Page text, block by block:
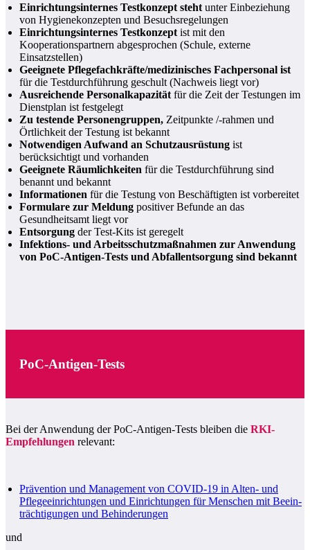
Einrichtungsinternes Testkonzept steht unter Einbeziehung
von Hygienekonzepten und Besuchsregelungen
Einrichtungsinternes Testkonzept ist mit den
Kooperationspartnern abgesprochen (Schule, externe
Einsatzstellen)
Geeignete Pflegefachkräfte/medizinisches Fachpersonal ist
für die Testdurchführung geschult (Nachweis liegt vor)
Ausreichende Personalkapazität für die Zeit der Testungen im
Dienstplan ist festgelegt
Zu testende Personengruppen, Zeitpunkte /-rahmen und
Örtlichkeit der Testung ist bekannt
Notwendigen Aufwand an Schutzausrüstung ist
berücksichtigt und vorhanden
Geeignete Räumlichkeiten für die Testdurchführung sind
benannt und bekannt
Informationen für die Testung von Beschäftigten ist vorbereitet
Formulare zur Meldung positiver Befunde an das
Gesundheitsamt liegt vor
Entsorgung der Test-Kits ist geregelt
Infektions- und Arbeitsschutzmaßnahmen zur Anwendung
von PoC-Antigen-Tests und Abfallentsorgung sind bekannt
PoC-Antigen-Tests
Bei der Anwendung der PoC-Antigen-Tests bleiben die RKI-
Empfehlungen relevant:
Prävention und Management von COVID-19 in Alten- und
Pflege­ein­richtungen und Einrich­tungen für Menschen mit Beein­
trächtigungen und Behinderungen
und